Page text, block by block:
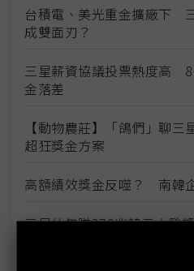
台積電、美光重金擴廠下
成雙面刃？
三星薪資協議投票熱度高
金落差
【動物農莊】「鴿們」聊
超狂獎金方案
高額績效獎金反噬？ 南韓
三星估年賺370兆韓元大發